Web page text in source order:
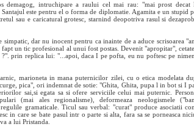
demagog, intruchipare a raului cel mai rau: "mai prost
este pentru el o forma de diplomatie. Agamita e un stupid
sau e caricatural grotesc, starnind deopotriva rasul si
simpatic, dar nu inocent pentru ca inainte de a aduce scrisoarea
un tic profesional al unui fost postas. Devenit "apropitar",
prin replica lui: "...apoi, daca I pe pofta, eu nu poftesc pe
marioneta in mana puternicilor zilei, cu o etica modelata
pica", ori indemnat de sotie: "Ghita, Ghita, pupa l in bot si I
sai,si egata sa si ofere serviciile celui mai puternic.
(mai ales regionalisme), deformeaza neologismele
gramaticale. Ticul sau verbal: "curat" produce asociatii
in care se bate pasul intr o parte si alta, fara sa se porneasca
a lui Pristanda.